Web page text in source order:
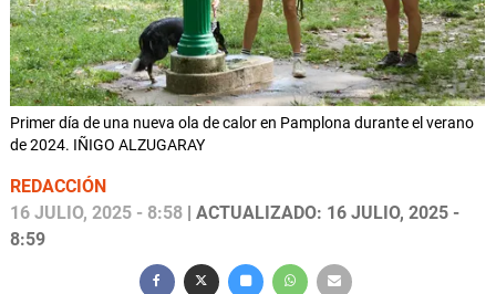
Primer día de una nueva ola de calor en Pamplona durante el verano
de 2024. IÑIGO ALZUGARAY
REDACCIÓN
16 JULIO, 2025 - 8:58 | ACTUALIZADO: 16 JULIO, 2025 -
8:59